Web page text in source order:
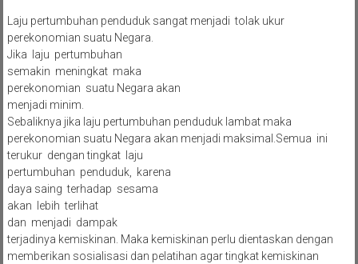
Laju pertumbuhan penduduk sangat menjadi tolak ukur
perekonomian suatu Negara.
Jika laju pertumbuhan
semakin meningkat maka
perekonomian suatu Negara akan
menjadi minim.
Sebaliknya jika laju pertumbuhan penduduk lambat maka
perekonomian suatu Negara akan menjadi maksimal.Semua ini
terukur dengan tingkat laju
pertumbuhan penduduk, karena
daya saing terhadap sesama
akan lebih terlihat
dan menjadi dampak
terjadinya kemiskinan. Maka kemiskinan perlu dientaskan dengan
memberikan sosialisasi dan pelatihan agar tingkat kemiskinan